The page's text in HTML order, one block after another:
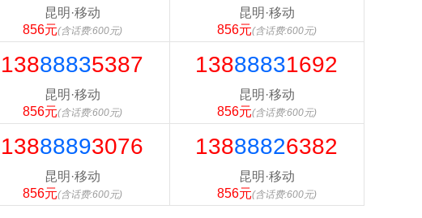
昆明·移动
856元(含话费:600元)
昆明·移动
856元(含话费:600元)
13888835387
昆明·移动
856元(含话费:600元)
13888831692
昆明·移动
856元(含话费:600元)
13888893076
昆明·移动
856元(含话费:600元)
13888826382
昆明·移动
856元(含话费:600元)